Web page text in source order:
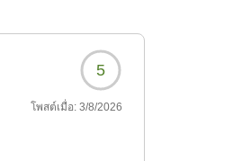
5
โพสต์เมื่อ: 3/8/2026